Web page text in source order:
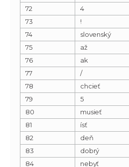
72
4
73
!
74
slovenský
75
až
76
ak
77
/
78
chcieť
79
5
80
musieť
81
ísť
82
deň
83
dobrý
84
nebyť